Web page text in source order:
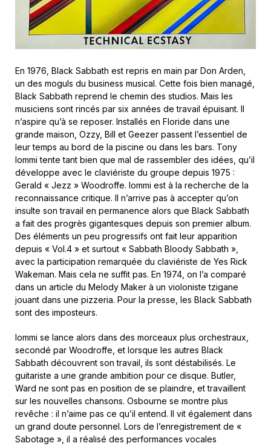
En 1976, Black Sabbath est repris en main par Don Arden,
un des moguls du business musical. Cette fois bien managé,
Black Sabbath reprend le chemin des studios. Mais les
musiciens sont rincés par six années de travail épuisant. Il
n’aspire qu’à se reposer. Installés en Floride dans une
grande maison, Ozzy, Bill et Geezer passent l’essentiel de
leur temps au bord de la piscine ou dans les bars. Tony
Iommi tente tant bien que mal de rassembler des idées, qu’il
développe avec le claviériste du groupe depuis 1975 :
Gerald « Jezz » Woodroffe. Iommi est à la recherche de la
reconnaissance critique. Il n’arrive pas à accepter qu’on
insulte son travail en permanence alors que Black Sabbath
a fait des progrès gigantesques depuis son premier album.
Des éléments un peu progressifs ont fait leur apparition
depuis « Vol.4 » et surtout « Sabbath Bloody Sabbath »,
avec la participation remarquée du claviériste de Yes Rick
Wakeman. Mais cela ne suffit pas. En 1974, on l’a comparé
dans un article du Melody Maker à un violoniste tzigane
jouant dans une pizzeria. Pour la presse, les Black Sabbath
sont des imposteurs.
Iommi se lance alors dans des morceaux plus orchestraux,
secondé par Woodroffe, et lorsque les autres Black
Sabbath découvrent son travail, ils sont déstabilisés. Le
guitariste a une grande ambition pour ce disque. Butler,
Ward ne sont pas en position de se plaindre, et travaillent
sur les nouvelles chansons. Osbourne se montre plus
revêche : il n’aime pas ce qu’il entend. Il vit également dans
un grand doute personnel. Lors de l’enregistrement de «
Sabotage », il a réalisé des performances vocales